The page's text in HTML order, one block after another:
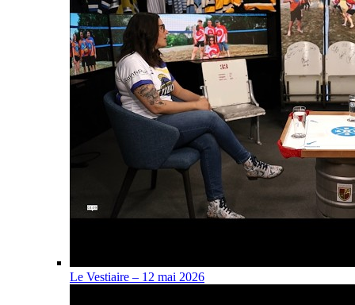
Le Vestiaire – 12 mai 2026